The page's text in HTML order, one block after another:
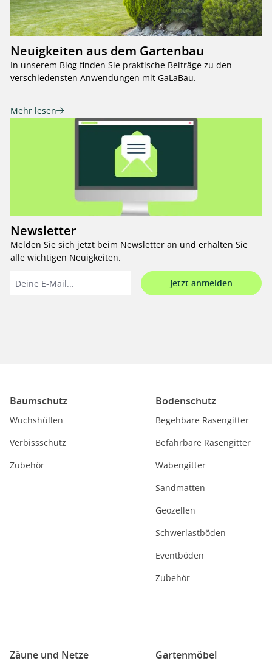
Neuigkeiten aus dem Gartenbau
In unserem Blog finden Sie praktische Beiträge zu den
verschiedensten Anwendungen mit GaLaBau.
Mehr lesen
Newsletter
Melden Sie sich jetzt beim Newsletter an und erhalten Sie
alle wichtigen Neuigkeiten.
Jetzt anmelden
Baumschutz
Wuchshüllen
Verbissschutz
Zubehör
Bodenschutz
Begehbare Rasengitter
Befahrbare Rasengitter
Wabengitter
Sandmatten
Geozellen
Schwerlastböden
Eventböden
Zubehör
Zäune und Netze Gartenmöbel